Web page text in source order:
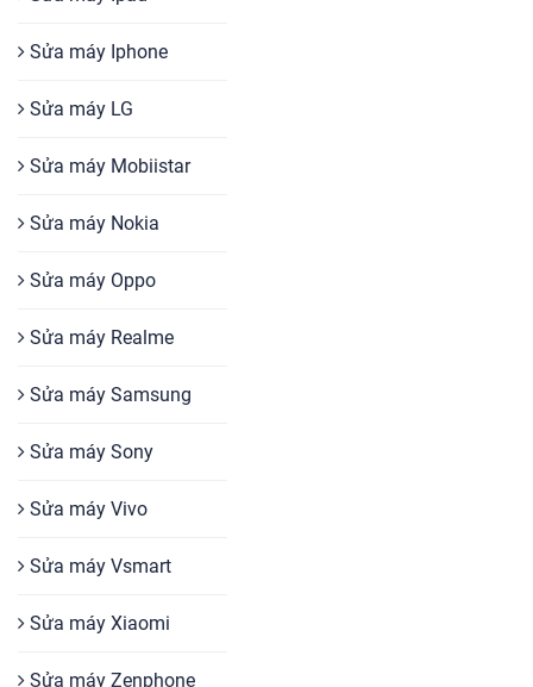
Sửa máy Iphone
Sửa máy LG
Sửa máy Mobiistar
Sửa máy Nokia
Sửa máy Oppo
Sửa máy Realme
Sửa máy Samsung
Sửa máy Sony
Sửa máy Vivo
Sửa máy Vsmart
Sửa máy Xiaomi
Sửa máy Zenphone